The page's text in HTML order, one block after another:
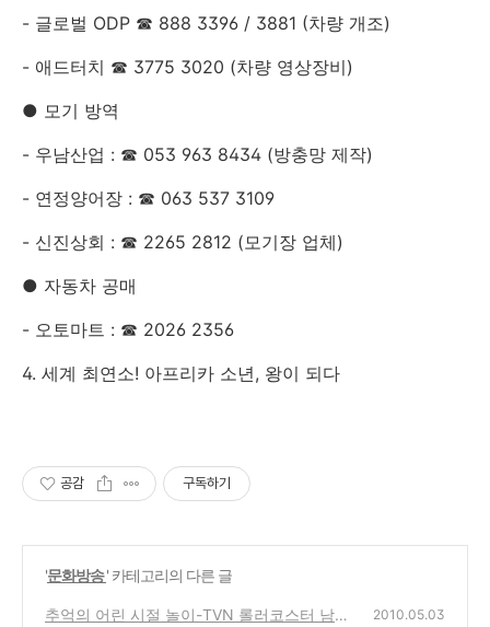
- 글로벌 ODP ☎ 888 3396 / 3881 (차량 개조)
- 애드터치 ☎ 3775 3020 (차량 영상장비)
● 모기 방역
- 우남산업 : ☎ 053 963 8434 (방충망 제작)
- 연정양어장 : ☎ 063 537 3109
- 신진상회 : ☎ 2265 2812 (모기장 업체)
● 자동차 공매
- 오토마트 : ☎ 2026 2356
4. 세계 최연소! 아프리카 소년, 왕이 되다
공감 구독하기
'문화방송' 카테고리의 다른 글
추억의 어린 시절 놀이-TVN 롤러코스터 남녀
2010.05.03